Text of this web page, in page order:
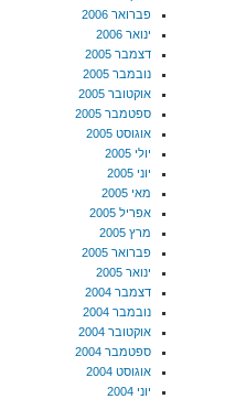
פברואר 2006
ינואר 2006
דצמבר 2005
נובמבר 2005
אוקטובר 2005
ספטמבר 2005
אוגוסט 2005
יולי 2005
יוני 2005
מאי 2005
אפריל 2005
מרץ 2005
פברואר 2005
ינואר 2005
דצמבר 2004
נובמבר 2004
אוקטובר 2004
ספטמבר 2004
אוגוסט 2004
יוני 2004